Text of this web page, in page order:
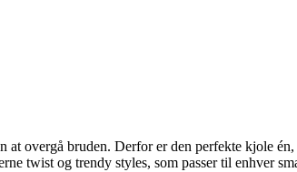
overgå bruden. Derfor er den perfekte kjole
twist og trendy styles, som passer til enhver